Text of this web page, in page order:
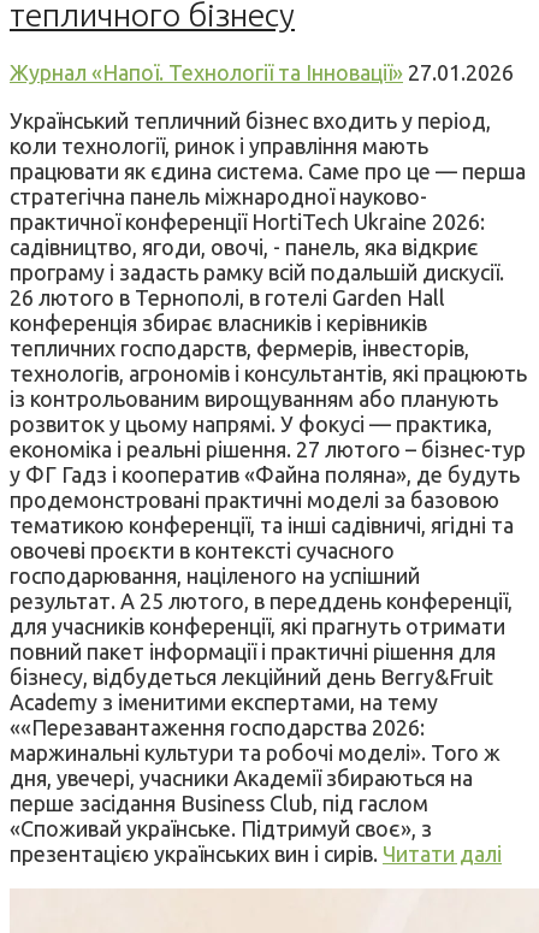
тепличного бізнесу
Журнал «Напої. Технології та Інновації» 27.01.2026
Український тепличний бізнес входить у період,
коли технології, ринок і управління мають
працювати як єдина система. Саме про це — перша
стратегічна панель міжнародної науково-
практичної конференції HortiTech Ukraine 2026:
садівництво, ягоди, овочі, - панель, яка відкриє
програму і задасть рамку всій подальшій дискусії.
26 лютого в Тернополі, в готелі Garden Hall
конференція збирає власників і керівників
тепличних господарств, фермерів, інвесторів,
технологів, агрономів і консультантів, які працюють
із контрольованим вирощуванням або планують
розвиток у цьому напрямі. У фокусі — практика,
економіка і реальні рішення. 27 лютого – бізнес-тур
у ФГ Гадз і кооператив «Файна поляна», де будуть
продемонстровані практичні моделі за базовою
тематикою конференції, та інші садівничі, ягідні та
овочеві проєкти в контексті сучасного
господарювання, націленого на успішний
результат. А 25 лютого, в переддень конференції,
для учасників конференції, які прагнуть отримати
повний пакет інформації і практичні рішення для
бізнесу, відбудеться лекційний день Berry&Fruit
Academy з іменитими експертами, на тему
««Перезавантаження господарства 2026:
маржинальні культури та робочі моделі». Того ж
дня, увечері, учасники Академії збираються на
перше засідання Business Club, під гаслом
«Споживай українське. Підтримуй своє», з
презентацією українських вин і сирів. Читати далі